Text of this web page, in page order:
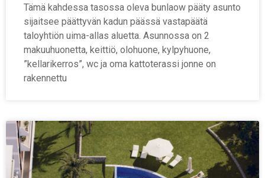
Tämä kahdessa tasossa oleva bunlaow pääty asunto
sijaitsee päättyvän kadun päässä vastapäätä
taloyhtiön uima-allas aluetta. Asunnossa on 2
makuuhuonetta, keittiö, olohuone, kylpyhuone,
”kellarikerros”, wc ja oma kattoterassi jonne on
rakennettu